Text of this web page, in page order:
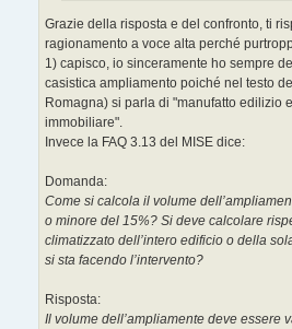
Grazie della risposta e del confronto, ti
ragionamento a voce alta perché
1) capisco, io sinceramente ho sempre
casistica ampliamento poiché nel testo
Romagna) si parla di "manufatto edilizio
immobiliare".
Invece la FAQ 3.13 del MISE dice:
Domanda:
Come si calcola il volume
o minore del 15%? Si deve calcolare
climatizzato dell’intero edificio o della
si sta facendo l’intervento?
Risposta:
Il volume dell’ampliamente deve essere